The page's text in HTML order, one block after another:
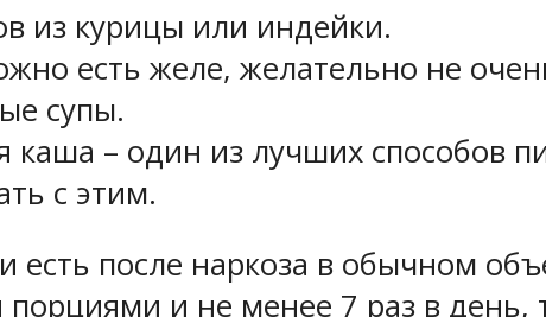
из курицы или индейки.
есть желе, желательно не
супы.
каша – один из лучших способов
с этим.
есть после наркоза в обычном
и не менее 7 раз в день,